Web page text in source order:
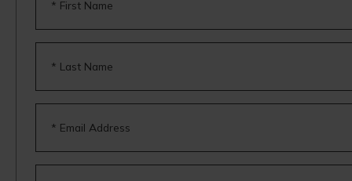
* First Name
* Last Name
* Email Address